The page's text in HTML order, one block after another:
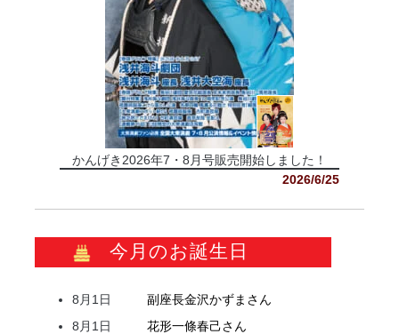
かんげき2026年7・8月号販売開始しました！
2026/6/25
今月のお誕生日
8月1日 副座長金沢かずま さん
8月1日
花形一條春己さん